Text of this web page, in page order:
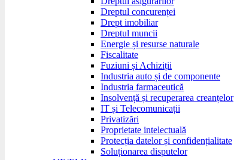
Dreptul concurenței
Drept imobiliar
Dreptul muncii
Energie și resurse naturale
Fiscalitate
Fuziuni și Achiziții
Industria auto și de componente
Industria farmaceutică
Insolvență și recuperarea creanțelor
IT și Telecomunicații
Privatizări
Proprietate intelectuală
Protecția datelor și confidențialitate
Soluționarea disputelor